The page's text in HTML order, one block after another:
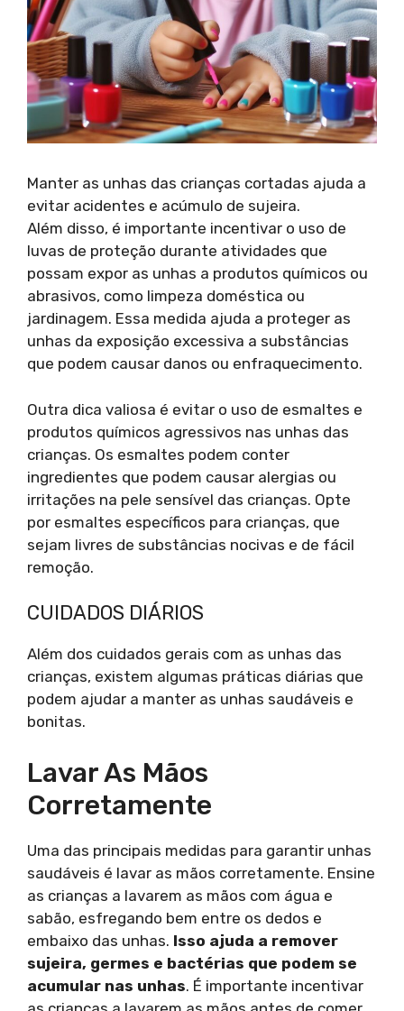
Manter as unhas das crianças cortadas ajuda a
evitar acidentes e acúmulo de sujeira.
Além disso, é importante incentivar o uso de
luvas de proteção durante atividades que
possam expor as unhas a produtos químicos ou
abrasivos, como limpeza doméstica ou
jardinagem. Essa medida ajuda a proteger as
unhas da exposição excessiva a substâncias
que podem causar danos ou enfraquecimento.
Outra dica valiosa é evitar o uso de esmaltes e
produtos químicos agressivos nas unhas das
crianças. Os esmaltes podem conter
ingredientes que podem causar alergias ou
irritações na pele sensível das crianças. Opte
por esmaltes específicos para crianças, que
sejam livres de substâncias nocivas e de fácil
remoção.
CUIDADOS DIÁRIOS
Além dos cuidados gerais com as unhas das
crianças, existem algumas práticas diárias que
podem ajudar a manter as unhas saudáveis e
bonitas.
Lavar As Mãos
Corretamente
Uma das principais medidas para garantir unhas
saudáveis é lavar as mãos corretamente. Ensine
as crianças a lavarem as mãos com água e
sabão, esfregando bem entre os dedos e
embaixo das unhas. Isso ajuda a remover
sujeira, germes e bactérias que podem se
acumular nas unhas. É importante incentivar